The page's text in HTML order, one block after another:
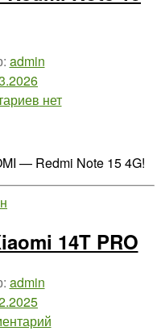
admin
к
ПРИЧИН
КУПИТЬ
Redmi
4G
нет
— Redmi Note 15 4G!
14T PRO
admin
к